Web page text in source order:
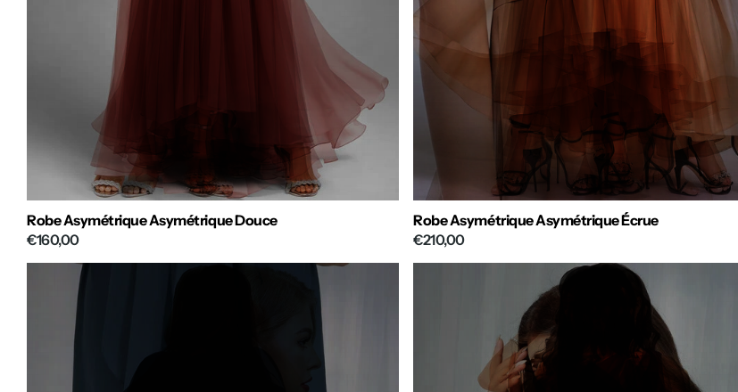
Robe Asymétrique Asymétrique Douce
€160,00
Robe Asymétrique Asymétrique Écrue
€210,00